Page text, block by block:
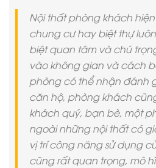
Nội thất phòng khách
chung cư hay biệt thự
biệt quan tâm và chú
vào không gian và cách
phòng có thể nhận đánh
căn hộ, phòng khách
khách quý, bạn bè, một
ngoài những nội thất có
vị trí công năng sử dụng
cũng rất quan trọng, mô